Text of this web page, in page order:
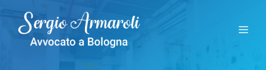
contenuto